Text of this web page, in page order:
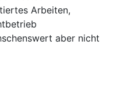
Arbeiten,
aber nicht